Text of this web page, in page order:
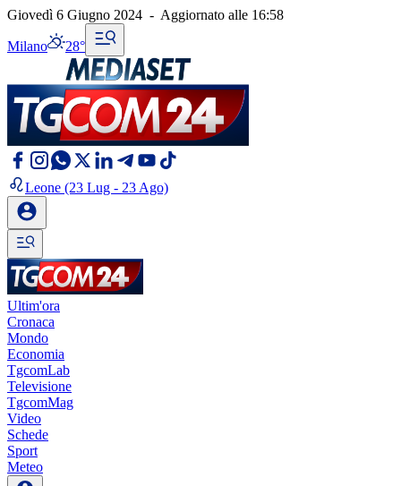
Giovedì 6 Giugno 2024 - Aggiornato alle 16:58
Milano 28°
Leone (23 Lug - 23 Ago)
Ultim'ora
Cronaca
Mondo
Economia
TgcomLab
Televisione
TgcomMag
Video
Schede
Sport
Meteo